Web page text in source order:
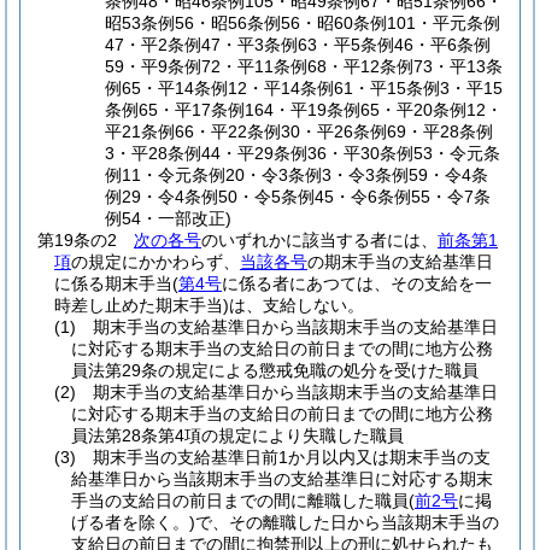
昭53条例56・昭56条例56・昭60条例101・平元条例
47・平2条例47・平3条例63・平5条例46・平6条例
59・平9条例72・平11条例68・平12条例73・平13条
例65・平14条例12・平14条例61・平15条例3・平15
条例65・平17条例164・平19条例65・平20条例12・
平21条例66・平22条例30・平26条例69・平28条例
3・平28条例44・平29条例36・平30条例53・令元条
例11・令元条例20・令3条例3・令3条例59・令4条
例29・令4条例50・令5条例45・令6条例55・令7条
例54・一部改正)
第19条の2
次の各号のいずれかに該当する者には、 前条第1
項の規定にかかわらず、 当該各号の期末手当の支給基準日
に係る期末手当(第4号に係る者にあつては、その支給を一
時差し止めた期末手当)は、支給しない。
(1)
期末手当の支給基準日から当該期末手当の支給基準日
に対応する期末手当の支給日の前日までの間に地方公務
員法第29条の規定による懲戒免職の処分を受けた職員
(2)
期末手当の支給基準日から当該期末手当の支給基準日
に対応する期末手当の支給日の前日までの間に地方公務
員法第28条第4項の規定により失職した職員
(3)
期末手当の支給基準日前1か月以内又は期末手当の支
給基準日から当該期末手当の支給基準日に対応する期末
手当の支給日の前日までの間に離職した職員(前2号に掲
げる者を除く。)で、その離職した日から当該期末手当の
支給日の前日までの間に拘禁刑以上の刑に処せられたも